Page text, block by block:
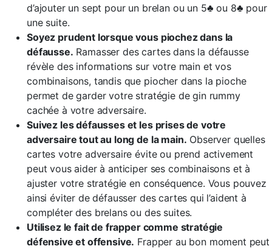
d’ajouter un sept pour un brelan ou un 5♣ ou 8♣ pour
une suite.
Soyez prudent lorsque vous piochez dans la
défausse. Ramasser des cartes dans la défausse
révèle des informations sur votre main et vos
combinaisons, tandis que piocher dans la pioche
permet de garder votre stratégie de gin rummy
cachée à votre adversaire.
Suivez les défausses et les prises de votre
adversaire tout au long de la main. Observer quelles
cartes votre adversaire évite ou prend activement
peut vous aider à anticiper ses combinaisons et à
ajuster votre stratégie en conséquence. Vous pouvez
ainsi éviter de défausser des cartes qui l’aident à
compléter des brelans ou des suites.
Utilisez le fait de frapper comme stratégie
défensive et offensive. Frapper au bon moment peut